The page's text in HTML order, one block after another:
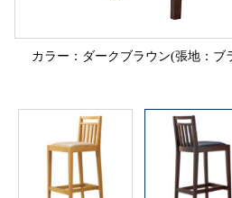
カラー：ダークブラウン(張地：ブ